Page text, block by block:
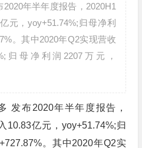
年半年度报告，2020H1
元，yoy+51.74%;归母净利
。其中2020年Q2实现营收
归母净利润2207万元，
布2020年半年度报告，
10.83亿元，yoy+51.74%;归
。其中2020年Q2实